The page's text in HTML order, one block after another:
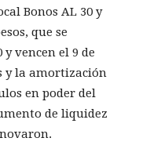
Bonos AL 30 y
que se
vencen el 9 de
y la amortización
en poder del
de liquidez